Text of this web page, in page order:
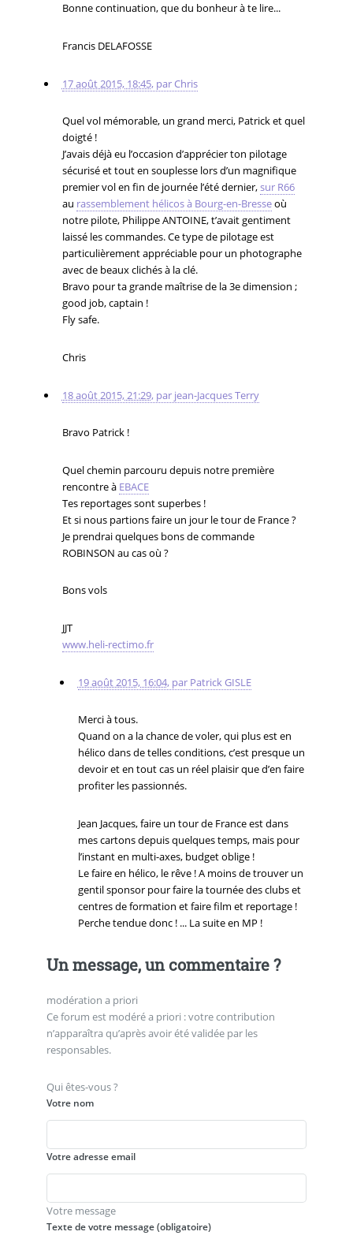
Bonne continuation, que du bonheur à te lire...
Francis DELAFOSSE
17 août 2015, 18:45, parChris
Quel vol mémorable, un grand merci, Patrick et quel
doigté !
J’avais déjà eu l’occasion d’apprécier ton pilotage
sécurisé et tout en souplesse lors d’un magnifique
premier vol en fin de journée l’été dernier,sur R66
au rassemblement hélicos à Bourg-en-Bresseoù
notre pilote, Philippe ANTOINE, t’avait gentiment
laissé les commandes. Ce type de pilotage est
particulièrement appréciable pour un photographe
avec de beaux clichés à la clé.
Bravo pour ta grande maîtrise de la 3e dimension ;
good job, captain !
Fly safe.
Chris
18 août 2015, 21:29, par jean-Jacques Terry
Bravo Patrick !
Quel chemin parcouru depuis notre première
rencontre à EBACE
Tes reportages sont superbes !
Et si nous partions faire un jour le tour de France ?
Je prendrai quelques bons de commande
ROBINSON au cas où ?
Bons vols
JJT
www.heli-rectimo.fr
19 août 2015, 16:04, par Patrick GISLE
Merci à tous.
Quand on a la chance de voler, qui plus est en
hélico dans de telles conditions, c’est presque un
devoir et en tout cas un réel plaisir que d’en faire
profiter les passionnés.
Jean Jacques, faire un tour de France est dans
mes cartons depuis quelques temps, mais pour
l’instant en multi-axes, budget oblige !
Le faire en hélico, le rêve ! A moins de trouver un
gentil sponsor pour faire la tournée des clubs et
centres de formation et faire film et reportage !
Perche tendue donc ! ... La suite en MP !
Un message, un commentaire ?
modération a priori
Ce forum est modéré a priori : votre contribution
n’apparaîtra qu’après avoir été validée par les
responsables.
Qui êtes-vous ?
Votre nom
Votre adresse email
Votre message
Texte de votre message (obligatoire)